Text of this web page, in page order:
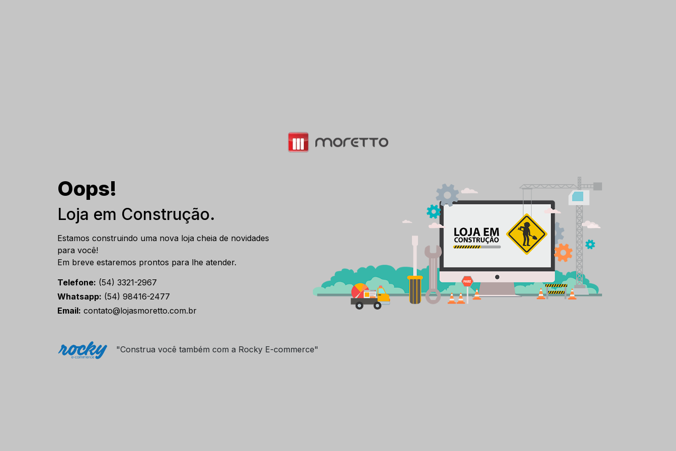
Oops!
Loja em Construção.
Estamos construindo uma nova loja cheia de novidades
para você!
Em breve estaremos prontos para lhe atender.
Telefone: (54) 3321-2967
Whatsapp: (54) 98416-2477
Email: contato@lojasmoretto.com.br
"Construa você também com a Rocky E-commerce"